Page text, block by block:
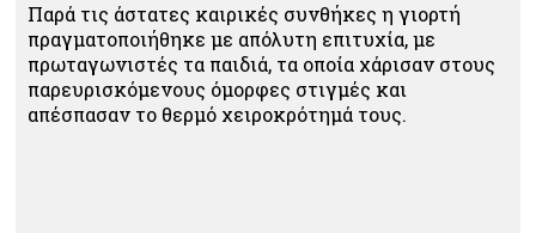
Παρά τις άστατες καιρικές συνθήκες η γιορτή
πραγματοποιήθηκε με απόλυτη επιτυχία, με
πρωταγωνιστές τα παιδιά, τα οποία χάρισαν στους
παρευρισκόμενους όμορφες στιγμές και
απέσπασαν το θερμό χειροκρότημά τους.